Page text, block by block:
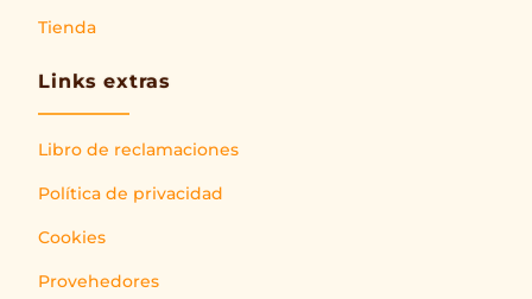
Tienda
Links extras
Libro de reclamaciones
Política de privacidad
Cookies
Provehedores